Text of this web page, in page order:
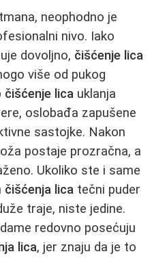
neophodno je
nivo. Iako
dovoljno, čišćenje lica
više od pukog
čišćenje lica uklanja
oslobađa zapušene
sastojke. Nakon
postaje prozračna, a
Ukoliko ste i same
čišćenja lica tečni puder
traje, niste jedine.
redovno posećuju
lica, jer znaju da je to